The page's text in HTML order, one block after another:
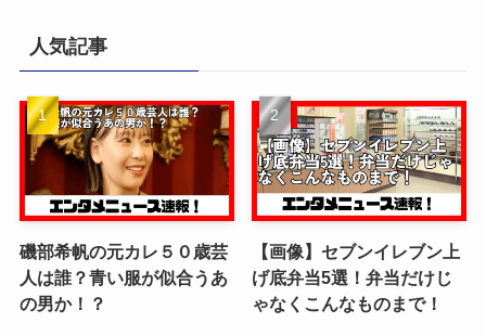
人気記事
磯部希帆の元カレ５０歳芸
人は誰？青い服が似合うあ
の男か！？
【画像】セブンイレブン上
げ底弁当5選！弁当だけじ
ゃなくこんなものまで！